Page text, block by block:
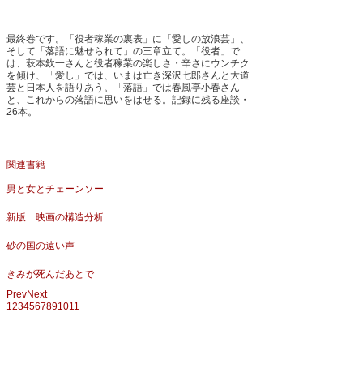
最終巻です。「役者稼業の裏表」に「愛しの放浪芸」、
そして「落語に魅せられて」の三章立て。「役者」で
は、萩本欽一さんと役者稼業の楽しさ・辛さにウンチク
を傾け、「愛し」では、いまは亡き深沢七郎さんと大道
芸と日本人を語りあう。「落語」では春風亭小春さん
と、これからの落語に思いをはせる。記録に残る座談・
26本。
関連書籍
男と女とチェーンソー
新版 映画の構造分析
砂の国の遠い声
きみが死んだあとで
PrevNext
1234567891011